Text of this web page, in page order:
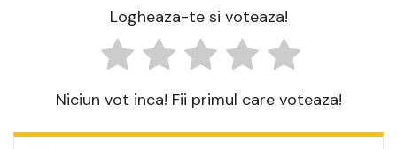
Logheaza-te si voteaza!
Niciun vot inca! Fii primul care voteaza!